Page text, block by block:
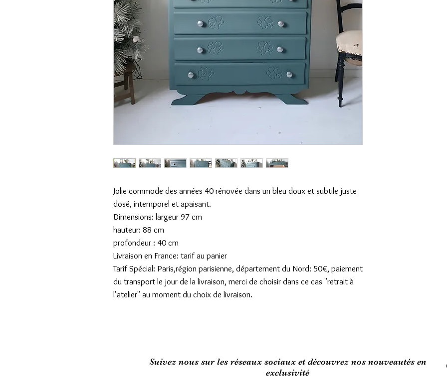
Jolie commode des années 40 rénovée dans un bleu doux et subtile juste
dosé, intemporel et apaisant.
Dimensions: largeur 97 cm
hauteur: 88 cm
profondeur : 40 cm
Livraison en France: tarif au panier
Tarif Spécial: Paris,région parisienne, département du Nord: 50€, paiement
du transport le jour de la livraison, merci de choisir dans ce cas "retrait à
l'atelier" au moment du choix de livraison.
Suivez nous sur les réseaux sociaux et découvrez nos nouveautés en
exclusivité